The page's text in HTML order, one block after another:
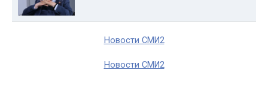
Новости СМИ2
Новости СМИ2